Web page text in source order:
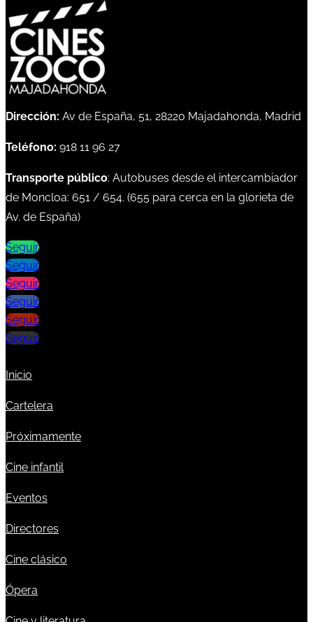
Dirección: Av de España, 51, 28220 Majadahonda, Madrid
Teléfono: 918 11 96 27
Transporte público: Autobuses desde el intercambiador
de Moncloa: 651 / 654. (655 para cerca en la glorieta de
Av. de España)
Seguir
Seguir
Seguir
Seguir
Seguir
Seguir
Inicio
Cartelera
Próximamente
Cine infantil
Eventos
Directores
Cine clásico
Ópera